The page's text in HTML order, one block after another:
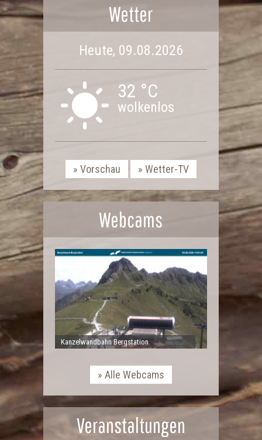
Wetter
Heute, 09.08.2026
32 °C
wolkenlos
Vorschau Wetter-TV
Webcams
Kanzelwandbahn Bergstation
Alle Webcams
Veranstaltungen